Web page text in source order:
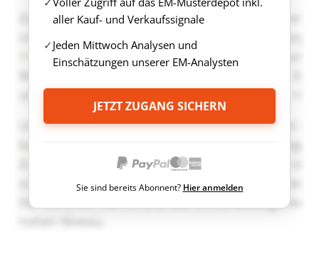
aller Kauf- und Verkaufssignale
Jeden Mittwoch Analysen und
Einschätzungen unserer EM-Analysten
JETZT ZUGANG SICHERN
Sie sind bereits Abonnent? Hier anmelden